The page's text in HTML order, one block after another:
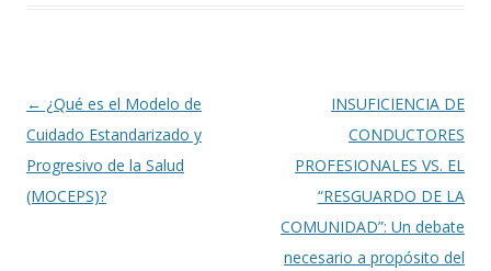
k r
Navegación
de
entradas
← ¿Qué es el Modelo de
Cuidado Estandarizado y
Progresivo de la Salud
(MOCEPS)?
INSUFICIENCIA DE
CONDUCTORES
PROFESIONALES VS. EL
“RESGUARDO DE LA
COMUNIDAD”: Un debate
necesario a propósito del